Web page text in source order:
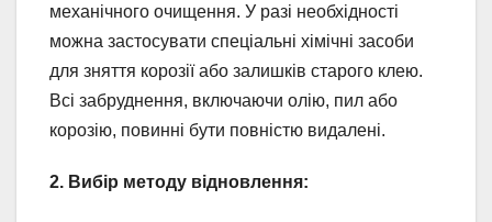
механічного очищення. У разі необхідності
можна застосувати спеціальні хімічні засоби
для зняття корозії або залишків старого клею.
Всі забруднення, включаючи олію, пил або
корозію, повинні бути повністю видалені.
2. Вибір методу відновлення: